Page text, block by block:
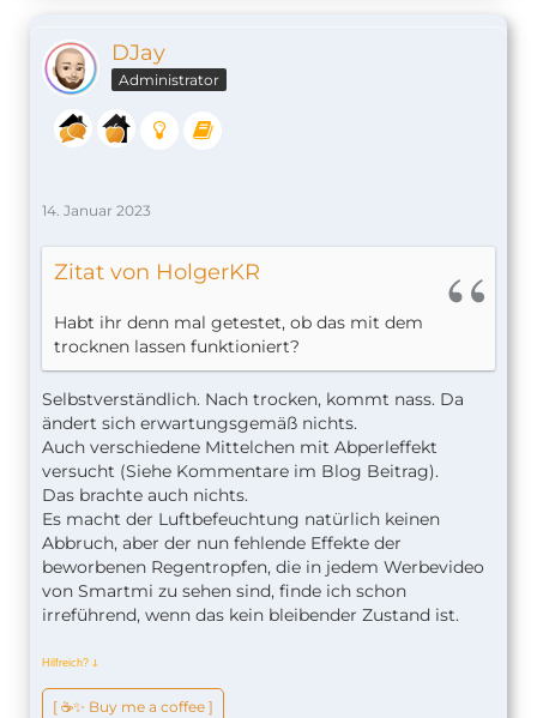
DJay
Administrator
14. Januar 2023
Zitat von HolgerKR
Habt ihr denn mal getestet, ob das mit dem
trocknen lassen funktioniert?
Selbstverständlich. Nach trocken, kommt nass. Da
ändert sich erwartungsgemäß nichts.
Auch verschiedene Mittelchen mit Abperleffekt
versucht (Siehe Kommentare im Blog Beitrag).
Das brachte auch nichts.
Es macht der Luftbefeuchtung natürlich keinen
Abbruch, aber der nun fehlende Effekte der
beworbenen Regentropfen, die in jedem Werbevideo
von Smartmi zu sehen sind, finde ich schon
irreführend, wenn das kein bleibender Zustand ist.
Hilfreich? ↆ
[ ☕️✨ Buy me a coffee ]